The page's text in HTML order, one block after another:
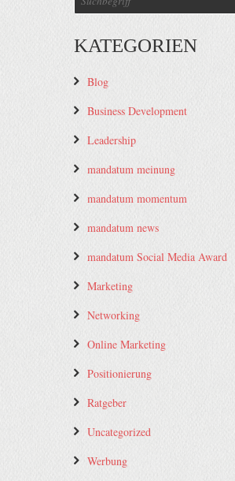
KATEGORIEN
Blog
Business Development
Leadership
mandatum meinung
mandatum momentum
mandatum news
mandatum Social Media Award
Marketing
Networking
Online Marketing
Positionierung
Ratgeber
Uncategorized
Werbung